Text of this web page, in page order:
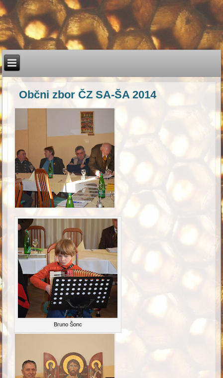
Občni zbor ČZ SA-ŠA 2014
Bruno Šonc